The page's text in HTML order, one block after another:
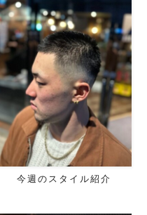
今週のスタイル紹介